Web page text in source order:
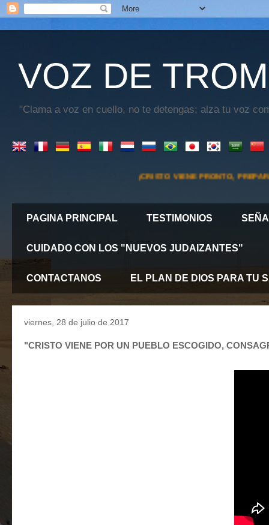
VOZ DE
"Clama a voz en cuello, no te detengas; alza tu voz
¡CRISTO VIENE PRONTO, PREPARATE¡
PAGINA PRINCIPAL TESTIMONIOS
CUIDADO CON LOS "NUEVOS JUDAIZANTES"
CONTACTANOS EL PLAN DE DIOS PARA TU
viernes, 28 de julio de 2017
"CRISTO VIENE POR UN PUEBLO ESCOGIDO,